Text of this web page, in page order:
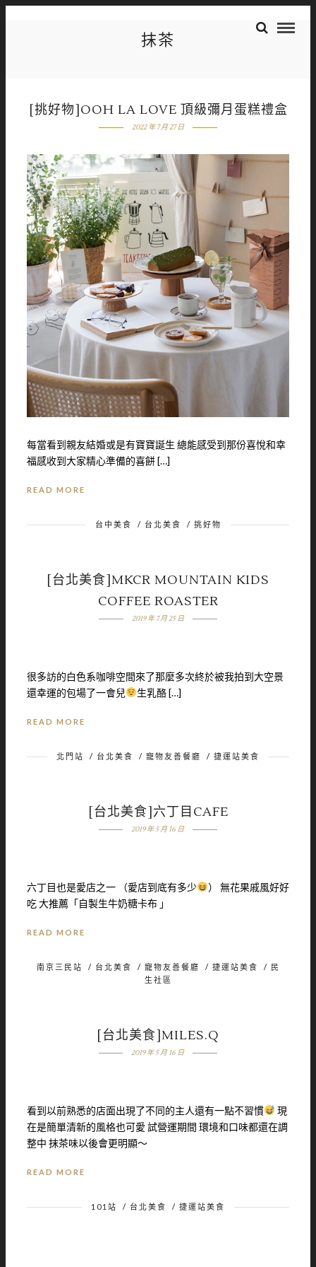
抹茶
[挑好物]OOH LA LOVE 頂級彌月蛋糕禮盒
2022 年 7 月 27 日
每當看到親友結婚或是有寶寶誕生 總能感受到那份喜悅和幸
福感收到大家精心準備的喜餅 […]
READ MORE
台中美食 / 台北美食 / 挑好物
[台北美食]MKCR MOUNTAIN KIDS
COFFEE ROASTER
2019 年 7 月 25 日
很多訪的白色系咖啡空間來了那麼多次終於被我拍到大空景
還幸運的包場了一會兒
生乳酪 […]
READ MORE
北門站 / 台北美食 / 寵物友善餐廳 / 捷運站美食
[台北美食]六丁目CAFE
2019 年 5 月 16 日
六丁目也是愛店之一 （愛店到底有多少
） 無花果戚風好好
吃 大推薦「自製生牛奶糖卡布 」
READ MORE
南京三民站 / 台北美食 / 寵物友善餐廳 / 捷運站美食 / 民
生社區
[台北美食]MILES.Q
2019 年 5 月 16 日
看到以前熟悉的店面出現了不同的主人還有一點不習慣
現
在是簡單清新的風格也可愛 試營運期間 環境和口味都還在調
整中 抹茶味以後會更明顯～
READ MORE
101站 / 台北美食 / 捷運站美食